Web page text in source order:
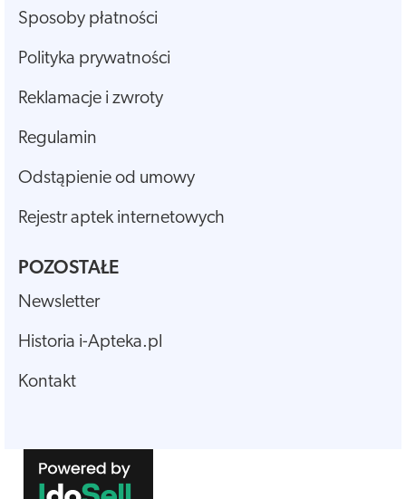
Sposoby płatności
Polityka prywatności
Reklamacje i zwroty
Regulamin
Odstąpienie od umowy
Rejestr aptek internetowych
POZOSTAŁE
Newsletter
Historia i-Apteka.pl
Kontakt